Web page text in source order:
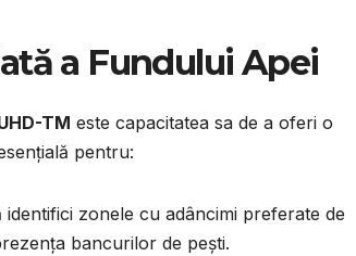
a Fundului Apei
TM este capacitatea sa de a oferi o
pentru:
identifici zonele cu adâncimi preferate de
bancurilor de pești.